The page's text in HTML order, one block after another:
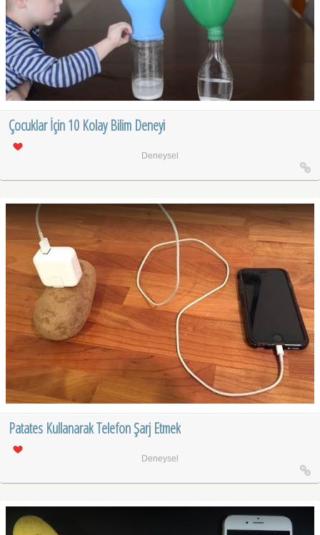
Çocuklar İçin 10 Kolay Bilim Deneyi
Deneysel
Patates Kullanarak Telefon Şarj Etmek
Deneysel